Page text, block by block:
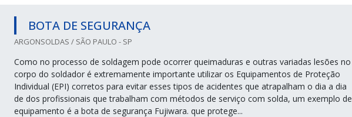
BOTA DE SEGURANÇA
ARGONSOLDAS / SÃO PAULO - SP
Como no processo de soldagem pode ocorrer queimaduras e outras variadas lesões no
corpo do soldador é extremamente importante utilizar os Equipamentos de Proteção
Individual (EPI) corretos para evitar esses tipos de acidentes que atrapalham o dia a dia
de dos profissionais que trabalham com métodos de serviço com solda, um exemplo de
equipamento é a bota de segurança Fujiwara. que protege...